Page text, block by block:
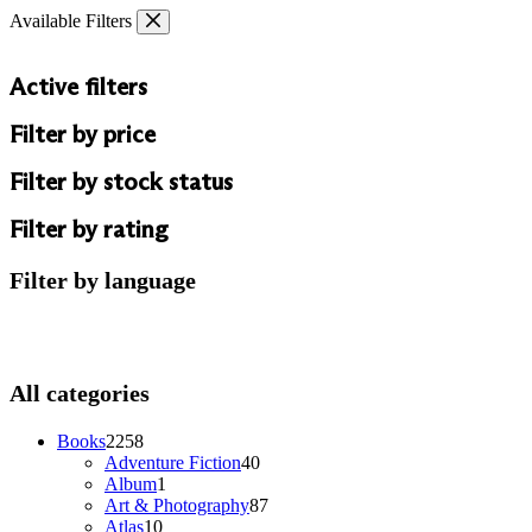
Skip
Available Filters
Active filters
Filter by price
Filter by stock status
Filter by rating
Filter by language
All categories
Books22582258
products
Adventure Fiction4040
Album1
product
Art & Photography8787
Atlas1010